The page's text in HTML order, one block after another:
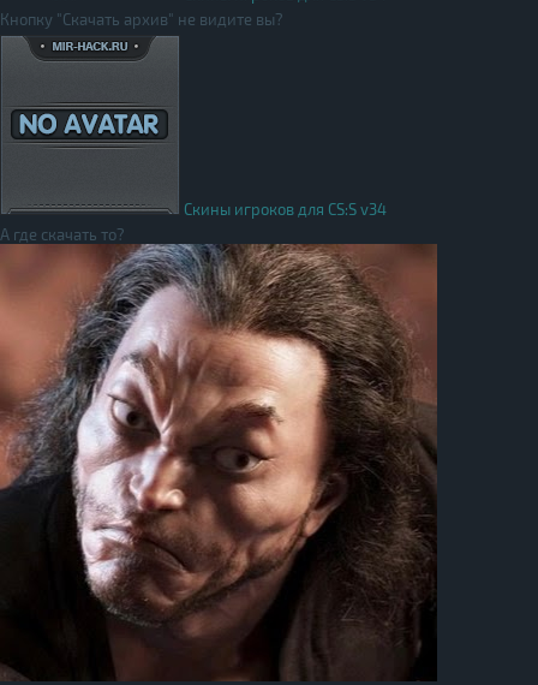
Кнопку "Скачать архив" не видите вы?
Скины игроков для CS:S v34
А где скачать то?